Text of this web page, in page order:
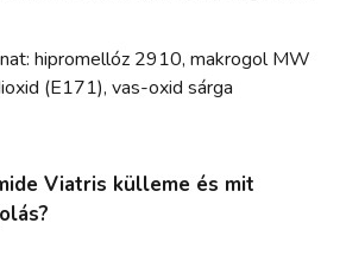
hipromellóz 2910, makrogol MW
(E171), vas-oxid sárga
Viatris külleme és mit